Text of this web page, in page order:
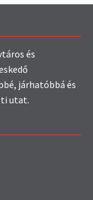
és
járhatóbbá és
utat.